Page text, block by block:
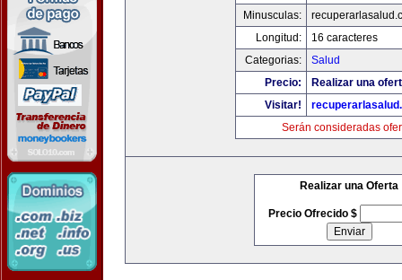
Minusculas:
Longitud:
16 caracteres
Categorias:
Salud
Precio:
Realizar una
Visitar!
Serán consideradas
Realizar una Oferta
Precio Ofrecido $